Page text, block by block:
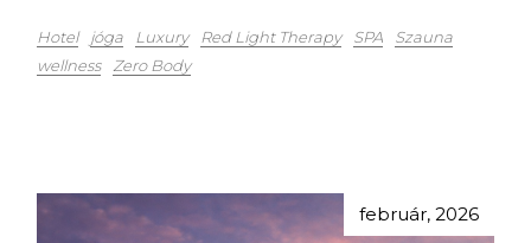
Hotel jóga Luxury Red Light Therapy SPA
Szauna
wellness
Zero Body
február, 2026